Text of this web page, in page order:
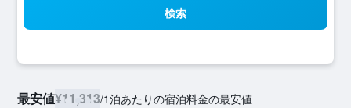
検索
最安値¥11,313/1泊あたりの宿泊料金の最安値